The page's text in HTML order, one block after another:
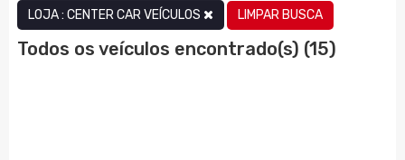
LOJA : CENTER CAR VEÍCULOS LIMPAR BUSCA
Todos os veículos encontrado(s) (15)